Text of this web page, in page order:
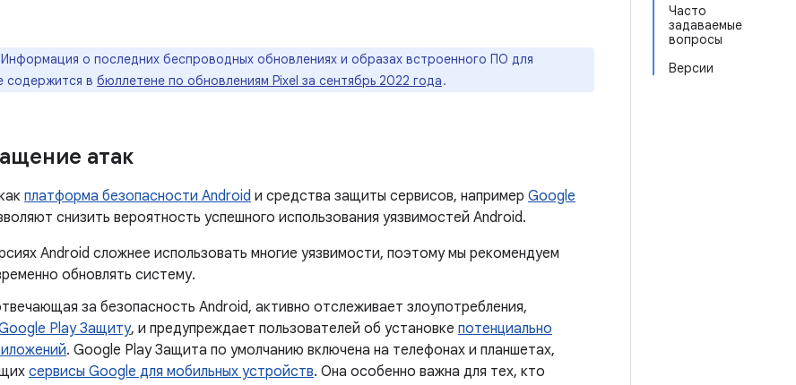
Часто
задаваемые
вопросы
Версии
Информация о последних беспроводных обновлениях и образах встроенного ПО для
содержится в бюллетене по обновлениям Pixel за сентябрь 2022 года.
атак
платформа безопасности Android и средства защиты сервисов, например Google
снизить вероятность успешного использования уязвимостей Android.
Android сложнее использовать многие уязвимости, поэтому мы рекомендуем
обновлять систему.
за безопасность Android, активно отслеживает злоупотребления,
Play Защиту, и предупреждает пользователей об установке потенциально
. Google Play Защита по умолчанию включена на телефонах и планшетах,
сервисы Google для мобильных устройств. Она особенно важна для тех, кто